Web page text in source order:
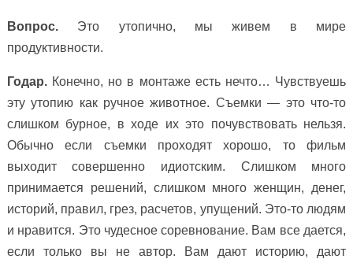
Вопрос. Это утопично, мы живем в мире
продуктивности.
Годар.Конечно, но в монтаже есть нечто… Чувствуешь
эту утопию как ручное животное. Съемки — это что-то
слишком бурное, в ходе их это почувствовать нельзя.
Обычно если съемки проходят хорошо, то фильм
выходит совершенно идиотским. Слишком много
принимается решений, слишком много женщин, денег,
историй, правил, грез, расчетов, упущений. Это-то людям
и нравится. Это чудесное соревнование. Вам все дается,
если только вы не автор. Вам дают историю, дают